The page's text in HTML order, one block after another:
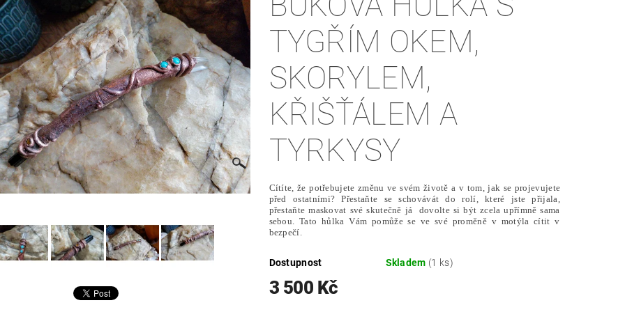
TYGŘÍM OKEM,
SKORYLEM,
KŘIŠŤÁLEM A
TYRKYSY
Cítíte, že potřebujete změnu ve svém životě a v tom, jak se projevujete
před ostatními? Přestaňte se schovávát do rolí, které jste přijala,
přestaňte maskovat své skutečně já dovolte si být zcela upřímně sama
sebou. Tato hůlka Vám pomůže se ve své proměně v motýla cítit v
bezpečí.
Dostupnost Skladem (1 ks)
3 500 Kč